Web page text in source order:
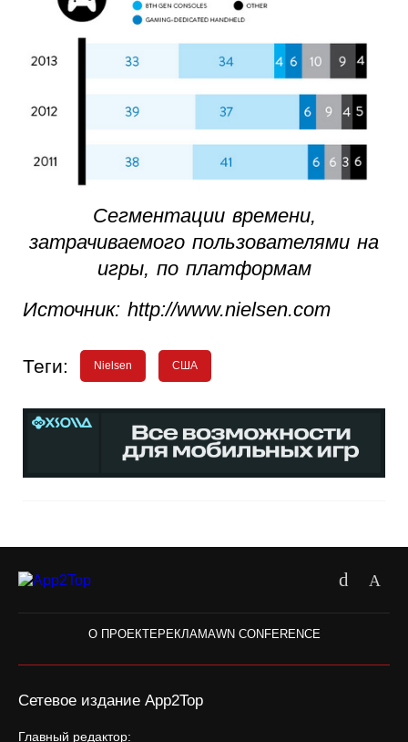
Сегментации времени,
затрачиваемого пользователями на
игры, по платформам
Источник: http://www.nielsen.com
Теги: Nielsen США
О ПРОЕКТЕРЕКЛАМАWN CONFERENCE
Сетевое издание App2Top
Главный редактор: